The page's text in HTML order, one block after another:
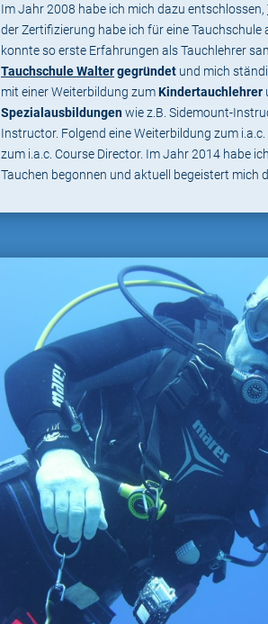
Im Jahr 2008 habe ich mich dazu entschlossen,
der Zertifizierung habe ich für eine Tauchschule
konnte so erste Erfahrungen als Tauchlehrer
Tauchschule Waltergegründet und mich
mit einer Weiterbildung zumKindertauchlehrer
Spezialausbildungenwie z.B. Sidemount-
Instructor. Folgend eine Weiterbildung zum
zum i.a.c. Course Director. Im Jahr 2014 habe
Tauchen begonnen und aktuell begeistert mich